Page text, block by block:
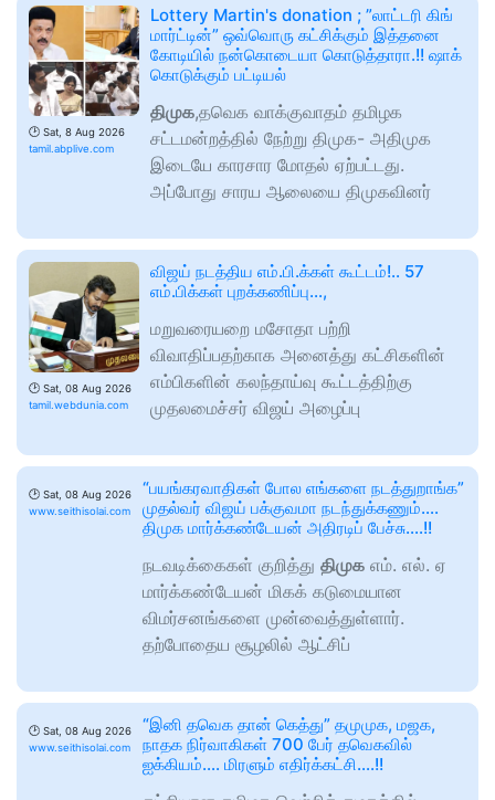
🕑 Sat, 8 Aug 2026
tamil.abplive.com
Lottery Martin's donation ; ”லாட்டரி கிங்
மார்ட்டின்” ஒவ்வொரு கட்சிக்கும் இத்தனை
கோடியில் நன்கொடையா கொடுத்தாரா.!! ஷாக்
கொடுக்கும் பட்டியல்
திமுக,தவெக வாக்குவாதம் தமிழக
சட்டமன்றத்தில் நேற்று திமுக- அதிமுக
இடையே காரசார மோதல் ஏற்பட்டது.
அப்போது சாரய ஆலையை திமுகவினர்
🕑 Sat, 08 Aug 2026
tamil.webdunia.com
விஜய் நடத்திய எம்.பி.க்கள் கூட்டம்!.. 57
எம்.பிக்கள் புறக்கணிப்பு...,
மறுவரையறை மசோதா பற்றி
விவாதிப்பதற்காக அனைத்து கட்சிகளின்
எம்பிகளின் கலந்தாய்வு கூட்டத்திற்கு
முதலமைச்சர் விஜய் அழைப்பு
🕑 Sat, 08 Aug 2026
www.seithisolai.com
“பயங்கரவாதிகள் போல எங்களை நடத்துறாங்க”
முதல்வர் விஜய் பக்குவமா நடந்துக்கணும்….
திமுக மார்க்கண்டேயன் அதிரடிப் பேச்சு….!!
நடவடிக்கைகள் குறித்து திமுக எம். எல். ஏ
மார்க்கண்டேயன் மிகக் கடுமையான
விமர்சனங்களை முன்வைத்துள்ளார்.
தற்போதைய சூழலில் ஆட்சிப்
🕑 Sat, 08 Aug 2026
www.seithisolai.com
“இனி தவெக தான் கெத்து” தமுமுக, மஜக,
நாதக நிர்வாகிகள் 700 பேர் தவெகவில்
ஐக்கியம்…. மிரளும் எதிர்க்கட்சி….!!